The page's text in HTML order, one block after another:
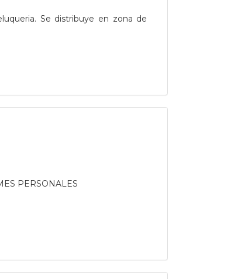
Se distribuye en zona de
PERSONALES